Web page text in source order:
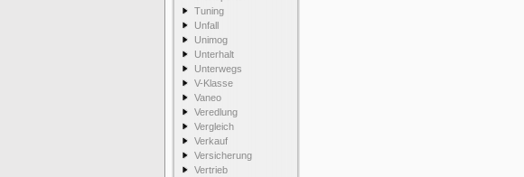
Tuning
Unfall
Unimog
Unterhalt
Unterwegs
V-Klasse
Vaneo
Veredlung
Vergleich
Verkauf
Versicherung
Vertrieb